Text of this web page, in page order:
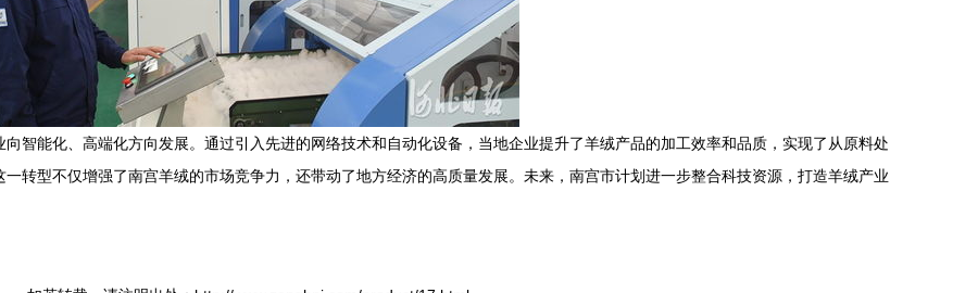
智能化、高端化方向发展。通过引入先进的网络技术和自动化设备，当地企业提升了羊绒产品的加工效率和品质，实现了从原料处
转型不仅增强了南宫羊绒的市场竞争力，还带动了地方经济的高质量发展。未来，南宫市计划进一步整合科技资源，打造羊绒产业